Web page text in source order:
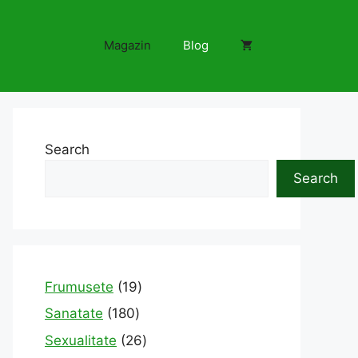
Magazin Blog
Search
Search
Frumusete 1919
products
Sanatate 180180
products
Sexualitate 2626